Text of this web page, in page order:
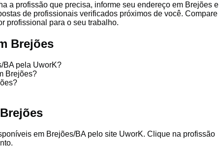
profissão que precisa, informe seu endereço em Brejões e
de profissionais verificados próximos de você. Compare
profissional para o seu trabalho.
Brejões
BA pela UworK?
Brejões?
em Brejões/BA pelo site UworK. Clique na profissão